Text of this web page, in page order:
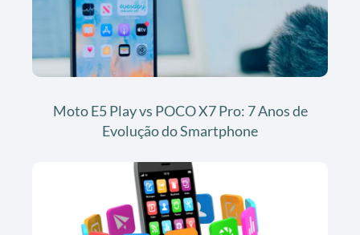
Moto E5 Play vs POCO X7 Pro: 7 Anos de
Evolução do Smartphone